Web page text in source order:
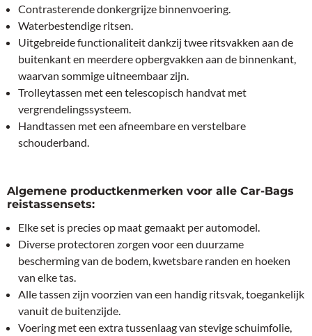
Contrasterende donkergrijze binnenvoering.
Waterbestendige ritsen.
Uitgebreide functionaliteit dankzij twee ritsvakken aan de
buitenkant en meerdere opbergvakken aan de binnenkant,
waarvan sommige uitneembaar zijn.
Trolleytassen met een telescopisch handvat met
vergrendelingssysteem.
Handtassen met een afneembare en verstelbare
schouderband.
Algemene productkenmerken voor alle Car-Bags
reistassensets:
Elke set is precies op maat gemaakt per automodel.
Diverse protectoren zorgen voor een duurzame
bescherming van de bodem, kwetsbare randen en hoeken
van elke tas.
Alle tassen zijn voorzien van een handig ritsvak, toegankelijk
vanuit de buitenzijde.
Voering met een extra tussenlaag van stevige schuimfolie,